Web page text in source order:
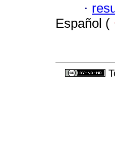
·
Español (